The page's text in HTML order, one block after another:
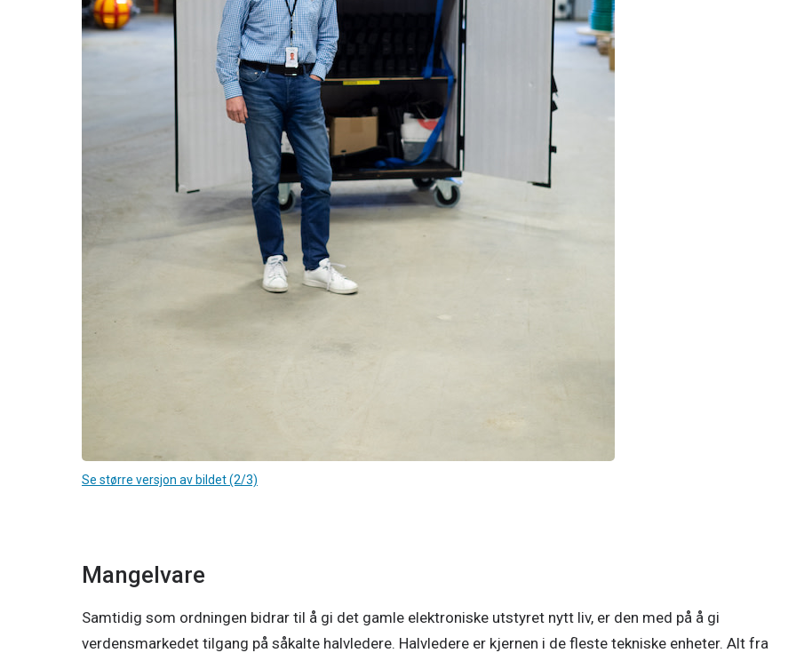
Se større versjon av bildet (2/3)
Mangelvare
Samtidig som ordningen bidrar til å gi det gamle elektroniske utstyret nytt liv, er den med på å gi
verdensmarkedet tilgang på såkalte halvledere. Halvledere er kjernen i de fleste tekniske enheter. Alt fra